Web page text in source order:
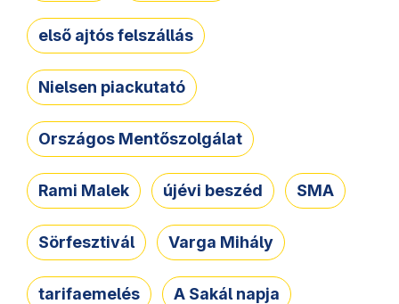
első ajtós felszállás
Nielsen piackutató
Országos Mentőszolgálat
Rami Malek újévi beszéd SMA
Sörfesztivál Varga Mihály
tarifaemelés A Sakál napja